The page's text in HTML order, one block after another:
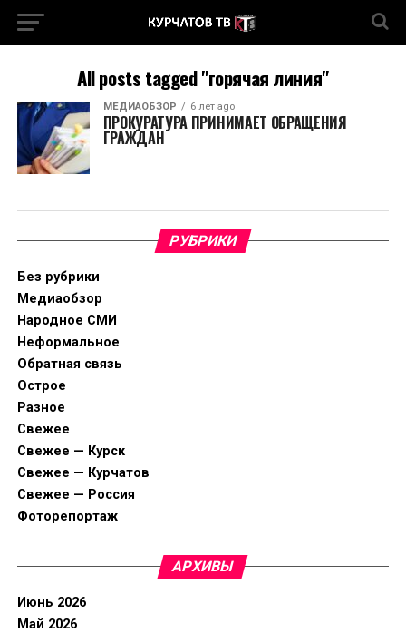
All posts tagged "горячая линия"
МЕДИАОБЗОР 6 лет ago
ПРОКУРАТУРА ПРИНИМАЕТ ОБРАЩЕНИЯ
ГРАЖДАН
РУБРИКИ
Без рубрики
Медиаобзор
Народное СМИ
Неформальное
Обратная связь
Острое
Разное
Свежее
Свежее — Курск
Свежее — Курчатов
Свежее — Россия
Фоторепортаж
АРХИВЫ
Июнь 2026
Май 2026